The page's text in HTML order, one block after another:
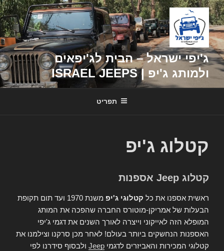
דילוג
לתוכן
ג'יפי ישראל – הבית לג'יפאים
ולמותג ג'יפ | ISRAEL JEEPS
תפריט
קטלוג ג'יפ
קטלוג Jeep אספנות
ראשית אספנו את כל קטלוגי ג'יפ
משנת 1970 ועד תום תקופת
הבעלות של אמריקן-מוטורס החברה שהפכה את המותג
המופלא הזה לאייקוני וייצרה לאורך השנים את דגמי ג'יפי
האספנות הנחשקים ביותר בעולם! לאחר מכן סרקנו וצילמנו את
קטלוגי המכירות והאביזרים לדגמי Jeep ולבסוף סידרנו לפי